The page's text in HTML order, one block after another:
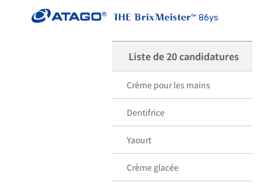
86ys
Liste de 20 candidatures
Crème pour les mains
Dentifrice
Yaourt
Crème glacée